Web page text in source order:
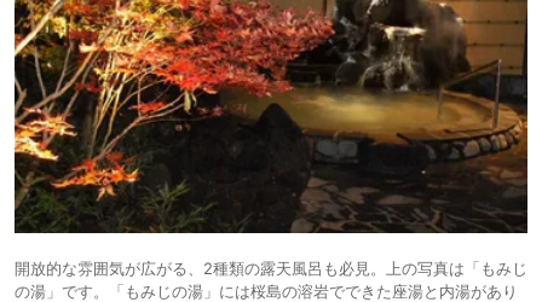
開放的な雰囲気が広がる、2種類の露天風呂も必見。上の写真は「もみじ
の湯」です。「もみじの湯」には桜島の溶岩でできた座湯と内湯があり